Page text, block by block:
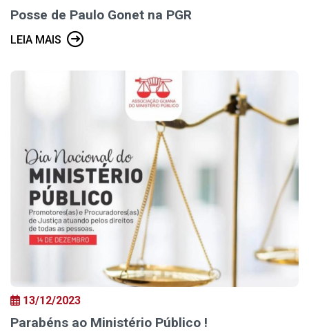
Posse de Paulo Gonet na PGR
LEIA MAIS
13/12/2023
Parabéns ao Ministério Público !